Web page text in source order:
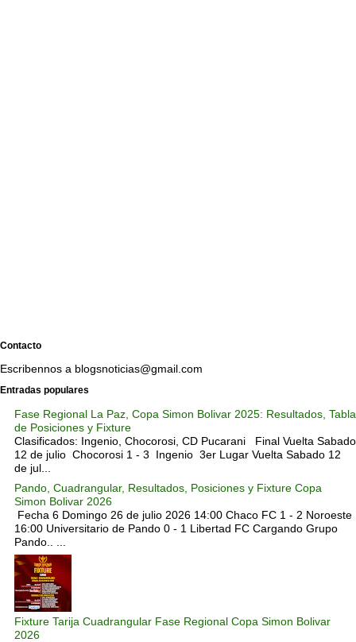
Contacto
Escribennos a blogsnoticias@gmail.com
Entradas populares
Fase Regional La Paz, Copa Simon Bolivar 2025: Resultados, Tabla
de Posiciones y Fixture
Clasificados: Ingenio, Chocorosi, CD Pucarani Final Vuelta Sabado
12 de julio Chocorosi 1 - 3 Ingenio 3er Lugar Vuelta Sabado 12
de jul...
Pando, Cuadrangular, Resultados, Posiciones y Fixture Copa
Simon Bolivar 2026
Fecha 6 Domingo 26 de julio 2026 14:00 Chaco FC 1 - 2 Noroeste
16:00 Universitario de Pando 0 - 1 Libertad FC Cargando Grupo
Pando.. ...
Fixture Tarija Cuadrangular Fase Regional Copa Simon Bolivar
2026